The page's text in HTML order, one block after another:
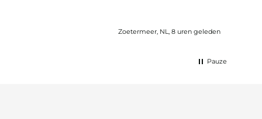
Zoetermeer, NL, 8 uren geleden
Pauze